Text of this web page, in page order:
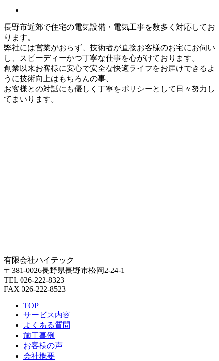
長野市近郊で住宅の電気設備・電気工事を数多く対応してお
ります。
弊社には営業がおらず、技術者が直接お客様のお宅にお伺い
し、スピーディーかつ丁寧な仕事を心がけております。
創業以来お客様に安心で安全な快適ライフをお届けできるよ
うに技術向上はもちろんの事、
お客様との対話にも優しく丁寧をポリシーとして日々努力し
てまいります。
有限会社ハイテック
〒381-0026長野県長野市松岡2-24-1
TEL 026-222-8323
FAX 026-222-8523
TOP
サービス内容
よくある質問
施工事例
お客様の声
会社概要